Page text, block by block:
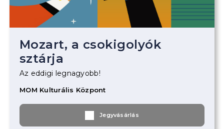
Mozart, a csokigolyók
sztárja
Az eddigi legnagyobb!
MOM Kulturális Központ
Jegyvásárlás